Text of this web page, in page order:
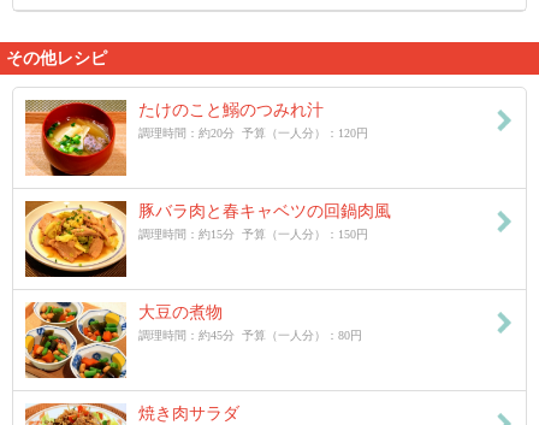
その他レシピ
たけのこと鰯のつみれ汁
調理時間：約20分 予算（一人分）：120円
豚バラ肉と春キャベツの回鍋肉風
調理時間：約15分 予算（一人分）：150円
大豆の煮物
調理時間：約45分 予算（一人分）：80円
焼き肉サラダ